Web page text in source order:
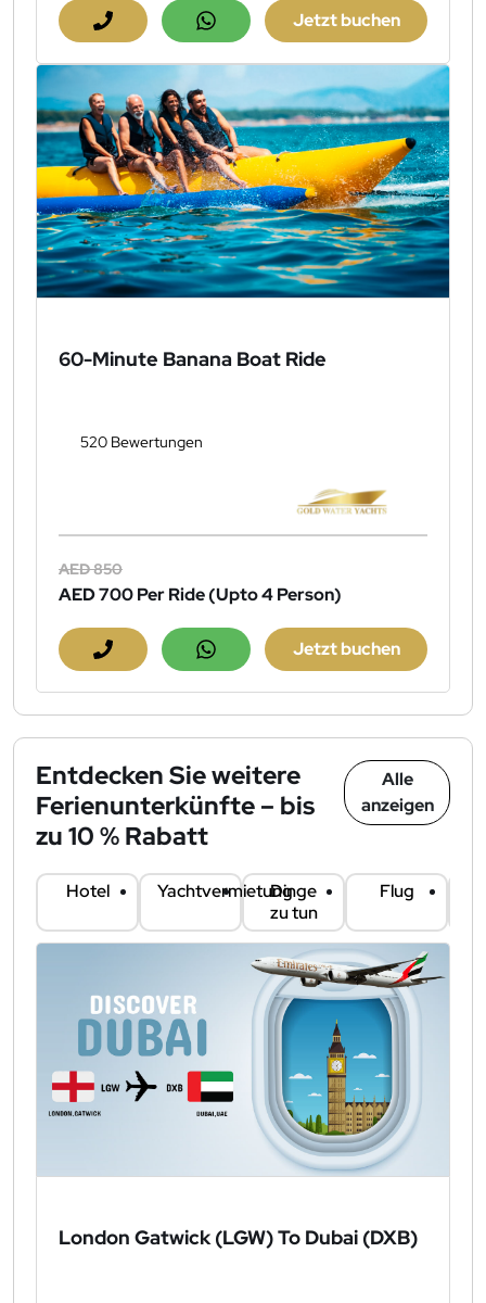
Jetzt buchen
60-Minute Banana Boat Ride
520 Bewertungen
AED 850
AED 700Per Ride (Upto 4 Person)
Jetzt buchen
Entdecken Sie weitere
Ferienunterkünfte – bis
zu 10 % Rabatt
Alle
anzeigen
Hotel YachtvermietungDinge
zu tun
Flug
London Gatwick (LGW) To Dubai (DXB)